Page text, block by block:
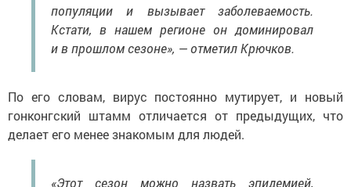
популяции и вызывает заболеваемость.
Кстати, в нашем регионе он доминировал
и в прошлом сезоне», — отметил Крючков.
По его словам, вирус постоянно мутирует, и новый
гонконгский штамм отличается от предыдущих, что
делает его менее знакомым для людей.
«Этот сезон можно назвать эпидемией,